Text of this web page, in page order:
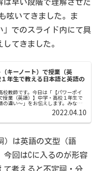
は早い段階で理解させた
呟いてきました。ま
」でのスライド内にて具
てきました。
（キーノート）で授業（英
年生で教える日本語と英語の
校教師です。今日は「【パワーポイ
授業（英語）】中学・高校１年生で
の違い〜」をお伝えします。みなさ
校や高校の生徒さんは英語を得意と
2022.04.10
）は英語の文型（語
今回はCに入るのが形容
て考えると不定詞・分